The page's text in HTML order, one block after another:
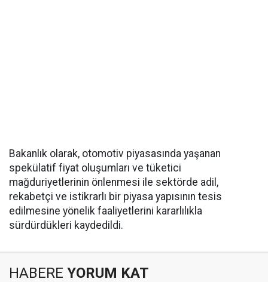
Bakanlık olarak, otomotiv piyasasında yaşanan
spekülatif fiyat oluşumları ve tüketici
mağduriyetlerinin önlenmesi ile sektörde adil,
rekabetçi ve istikrarlı bir piyasa yapısının tesis
edilmesine yönelik faaliyetlerini kararlılıkla
sürdürdükleri kaydedildi.
HABERE YORUM KAT